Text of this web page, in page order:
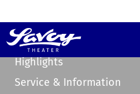
Highlights
Service & Information